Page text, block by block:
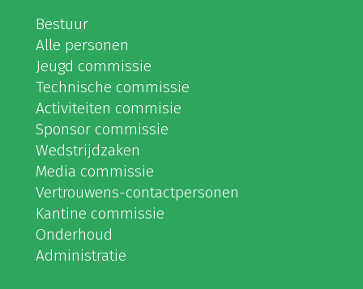
Bestuur
Alle personen
Jeugd commissie
Technische commissie
Activiteiten commisie
Sponsor commissie
Wedstrijdzaken
Media commissie
Vertrouwens-contactpersonen
Kantine commissie
Onderhoud
Administratie